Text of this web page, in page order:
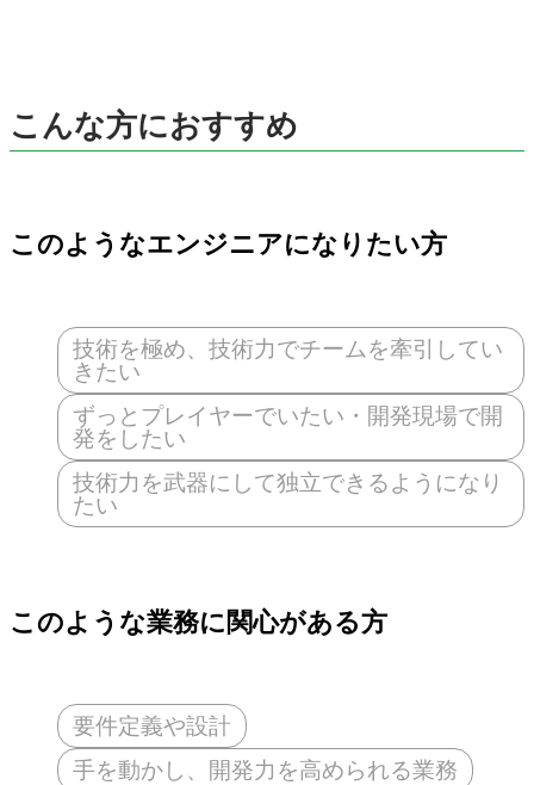
こんな方におすすめ
このようなエンジニアになりたい方
技術を極め、技術力でチームを牽引してい
きたい
ずっとプレイヤーでいたい・開発現場で開
発をしたい
技術力を武器にして独立できるようになり
たい
このような業務に関心がある方
要件定義や設計
手を動かし、開発力を高められる業務